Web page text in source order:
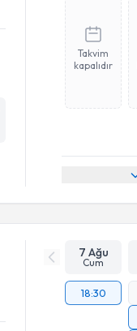
Takvim
kapalıdır
7 Ağu
Cum
18:30